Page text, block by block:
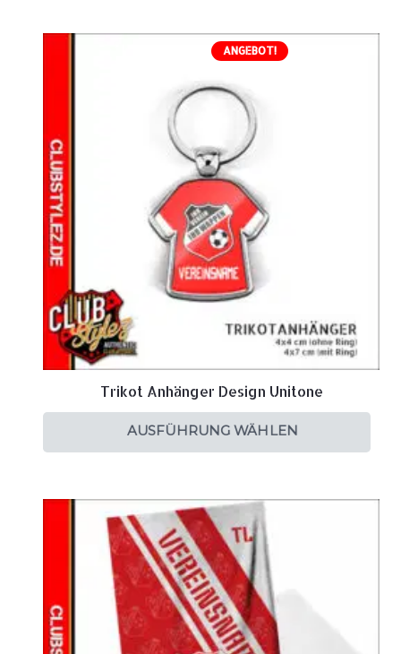
ANGEBOT!
Trikot Anhänger Design Unitone
AUSFÜHRUNG WÄHLEN